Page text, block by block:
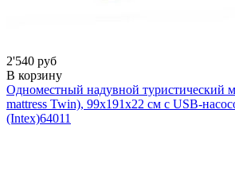
2'540 руб
В корзину
Одноместный надувной туристический
mattress Twin), 99х191х22 см с USB-
(Intex)64011